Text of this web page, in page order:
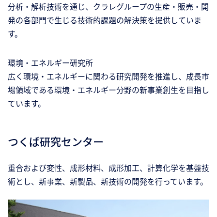
分析・解析技術を通じ、クラレグループの生産・販売・開
発の各部門で生じる技術的課題の解決策を提供していま
す。
環境・エネルギー研究所
広く環境・エネルギーに関わる研究開発を推進し、成長市
場領域である環境・エネルギー分野の新事業創生を目指し
ています。
つくば研究センター
重合および変性、成形材料、成形加工、計算化学を基盤技
術とし、新事業、新製品、新技術の開発を行っています。